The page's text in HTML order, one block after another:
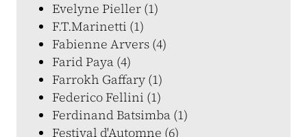
Evelyne Pieller (1)
F.T.Marinetti (1)
Fabienne Arvers (4)
Farid Paya (4)
Farrokh Gaffary (1)
Federico Fellini (1)
Ferdinand Batsimba (1)
Festival d'Automne (6)